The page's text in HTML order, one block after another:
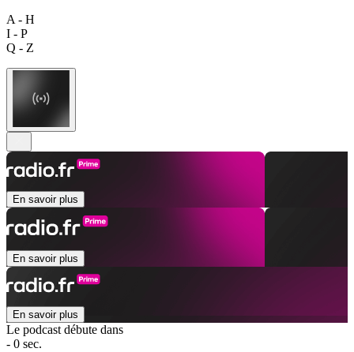
A - H
I - P
Q - Z
En savoir plus
En savoir plus
En savoir plus
Le podcast débute dans
- 0 sec.